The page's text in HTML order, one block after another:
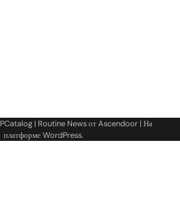
PCatalog | Routine News отAscendoor | На
платформеWordPress.